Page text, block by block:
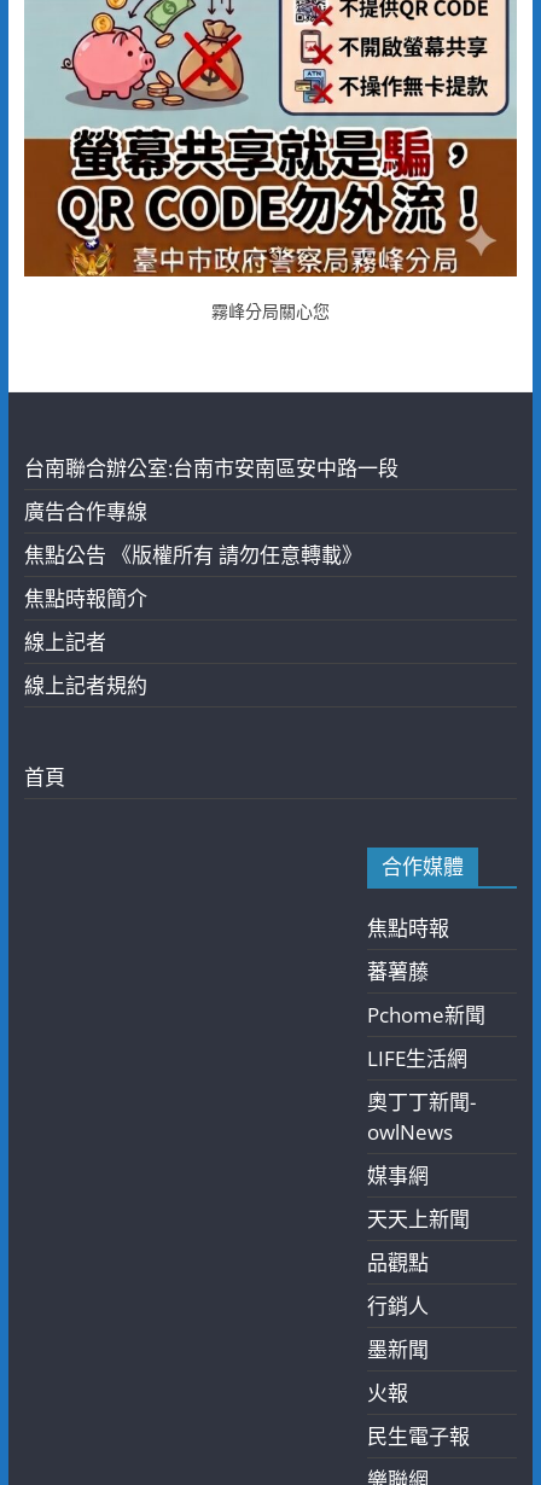
霧峰分局關心您
台南聯合辦公室:台南市安南區安中路一段
廣告合作專線
焦點公告 《版權所有 請勿任意轉載》
焦點時報簡介
線上記者
線上記者規約
首頁
合作媒體
焦點時報
蕃薯藤
Pchome新聞
LIFE生活網
奧丁丁新聞-
owlNews
媒事網
天天上新聞
品觀點
行銷人
墨新聞
火報
民生電子報